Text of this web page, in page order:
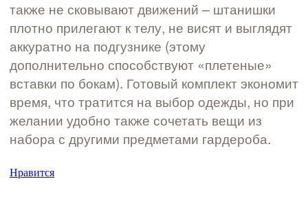
также не сковывают движений – штанишки
плотно прилегают к телу, не висят и выглядят
аккуратно на подгузнике (этому
дополнительно способствуют «плетеные»
вставки по бокам). Готовый комплект экономит
время, что тратится на выбор одежды, но при
желании удобно также сочетать вещи из
набора с другими предметами гардероба.
Нравится